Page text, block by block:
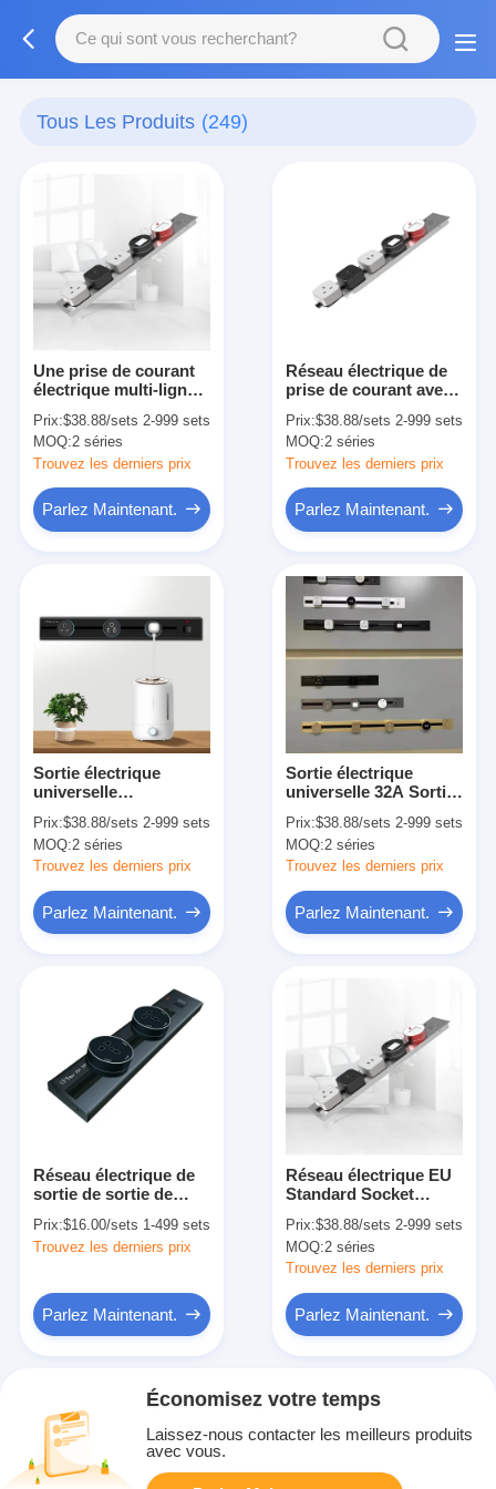
Tous Les Produits (249)
Une prise de courant
électrique multi-lignes
postes de travail de
mise à la terre
standard
Prix:$38.88/sets 2-999 sets
MOQ:2 séries
Trouvez les derniers prix
Parlez Maintenant.
Réseau électrique de
prise de courant avec
piste Grommet
Prix:$38.88/sets 2-999 sets
MOQ:2 séries
Trouvez les derniers prix
Parlez Maintenant.
Sortie électrique
universelle
interrupteur
multifonctionnel et
prise industrielle
Prix:$38.88/sets 2-999 sets
MOQ:2 séries
Trouvez les derniers prix
Parlez Maintenant.
Sortie électrique
universelle 32A Sortie
pour mur et table
Prix:$38.88/sets 2-999 sets
MOQ:2 séries
Trouvez les derniers prix
Parlez Maintenant.
Réseau électrique de
sortie de sortie de
sortie de sortie de
sortie de sortie de
sortie de sortie de
sortie de sortie de
sortie de sortie de
sortie de sortie de
sortie de sortie de
sortie de sortie de
sortie de sortie de
Prix:$16.00/sets 1-499 sets
Trouvez les derniers prix
Parlez Maintenant.
Réseau électrique EU
Standard Socket
d'aluminium 8000W
250V0,4m 0,6m 0,8m
1m 1,2m
Prix:$38.88/sets 2-999 sets
MOQ:2 séries
Trouvez les derniers prix
Parlez Maintenant.
Économisez votre temps
Laissez-nous contacter les meilleurs produits
avec vous.